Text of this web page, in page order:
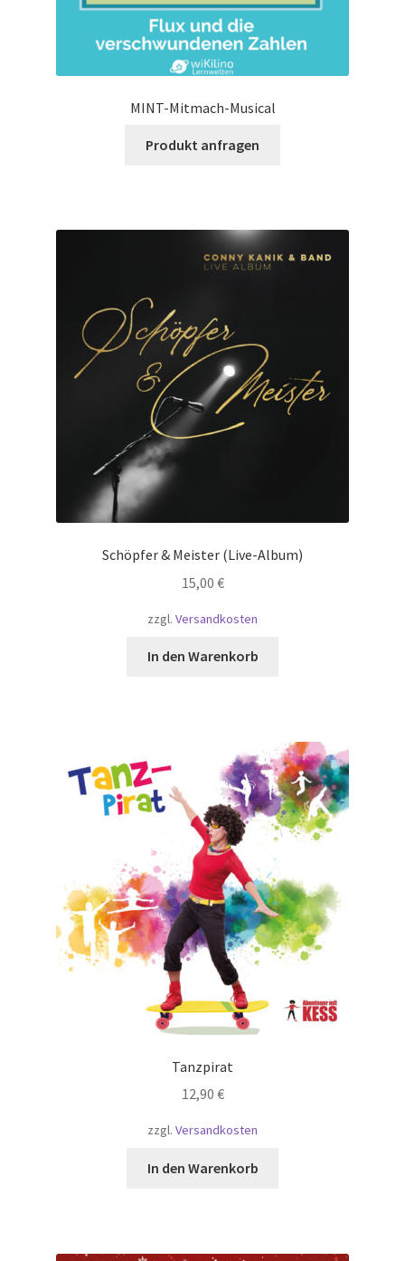
MINT-Mitmach-Musical
Produkt anfragen
Schöpfer & Meister (Live-Album)
15,00 €
zzgl. Versandkosten
In den Warenkorb
Tanzpirat
12,90 €
zzgl. Versandkosten
In den Warenkorb